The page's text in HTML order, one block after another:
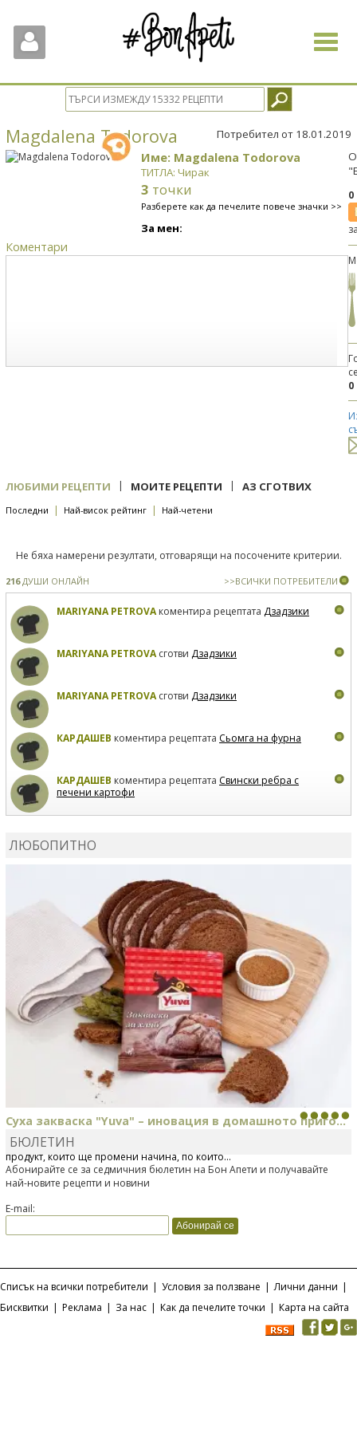
Toggle
Magdalena Todorova Потребител от 18.01.2019
Име: Magdalena Todorova
ТИТЛА: Чирак
3 точки
Разберете как да печелите повече значки >>
За мен:
Коментари
0
ЛЮБИМИ РЕЦЕПТИ | МОИТЕ РЕЦЕПТИ | АЗ СГОТВИХ
Последни | Най-висок рейтинг | Най-четени
Не бяха намерени резултати, отговарящи на посочените критерии.
216ДУШИ ОНЛАЙН >>ВСИЧКИ ПОТРЕБИТЕЛИ
MARIYANA PETROVAкоментира рецептата Дзадзики
MARIYANA PETROVAсготви Дзадзики
MARIYANA PETROVAсготви Дзадзики
КАРДАШЕВ коментира рецептата Сьомга на фурна
КАРДАШЕВ коментира рецептата Свински ребра с
печени картофи
ЛЮБОПИТНО
Суха закваска "Yuva" – иновация в домашното приго...
Отскоро Лесафр България стартира предлагането на изцяло нов
продукт, който ще промени начина, по който...
БЮЛЕТИН
Абонирайте се за седмичния бюлетин на Бон Апети и получавайте
най-новите рецепти и новини
E-mail:
Списък на всички потребители | Условия за ползване | Лични данни |
Бисквитки | Реклама | За нас | Как да печелите точки | Карта на сайта